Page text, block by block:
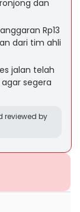
dan
Rp13
dari tim ahli
jalan telah
segera
reviewed by